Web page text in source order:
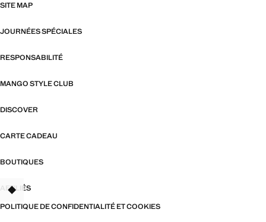
SITE MAP
JOURNÉES SPÉCIALES
RESPONSABILITÉ
MANGO STYLE CLUB
DISCOVER
CARTE CADEAU
BOUTIQUES
AFFILIÉS
POLITIQUE DE CONFIDENTIALITÉ ET COOKIES